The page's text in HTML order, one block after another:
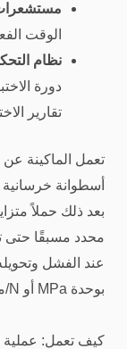
مستشعرات
الوقت
نظام
دورة
تقارير
تعمل الماكينة
أسطوانة
بعد ذلك حملاً
محدد مسبقًا حتى
عند الفشل وتحويله
بوحدة MPa أو N/مم²).
كيف تعمل: عملية